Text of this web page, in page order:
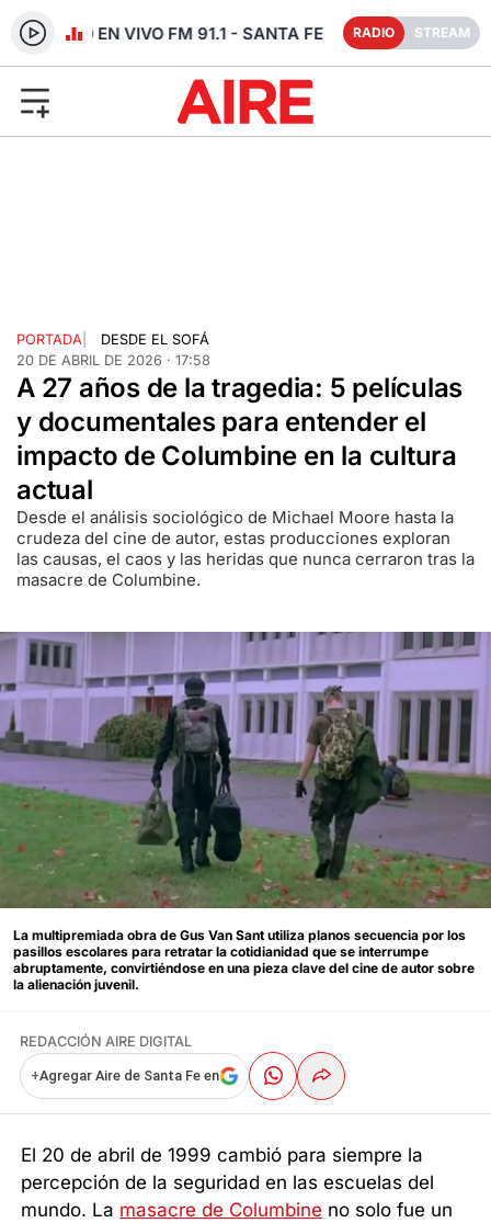
RADIO EN VIVO FM 91.1 - SANTA FE RADIO STREAM
PORTADA
DESDE EL SOFÁ
20 DE ABRIL DE 2026 · 17:58
A 27 años de la tragedia: 5 películas
y documentales para entender el
impacto de Columbine en la cultura
actual
Desde el análisis sociológico de Michael Moore hasta la
crudeza del cine de autor, estas producciones exploran
las causas, el caos y las heridas que nunca cerraron tras la
masacre de Columbine.
La multipremiada obra de Gus Van Sant utiliza planos secuencia por los
pasillos escolares para retratar la cotidianidad que se interrumpe
abruptamente, convirtiéndose en una pieza clave del cine de autor sobre
la alienación juvenil.
REDACCIÓN AIRE DIGITAL
+Agregar Aire de Santa Fe en
El 20 de abril de 1999 cambió para siempre la
percepción de la seguridad en las escuelas del
mundo. La masacre de Columbine no solo fue un